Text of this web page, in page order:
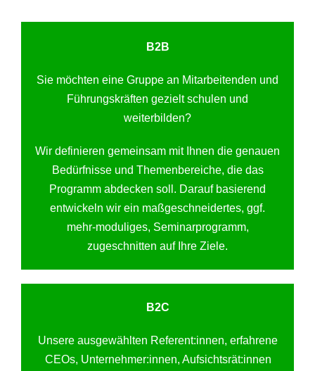
B2B
Sie möchten eine Gruppe an Mitarbeitenden und
Führungskräften gezielt schulen und
weiterbilden?
Wir definieren gemeinsam mit Ihnen die genauen
Bedürfnisse und Themenbereiche, die das
Programm abdecken soll. Darauf basierend
entwickeln wir ein maßgeschneidertes, ggf.
mehr-moduliges, Seminarprogramm,
zugeschnitten auf Ihre Ziele.
B2C
Unsere ausgewählten Referent:innen, erfahrene
CEOs, Unternehmer:innen, Aufsichtsrät:innen